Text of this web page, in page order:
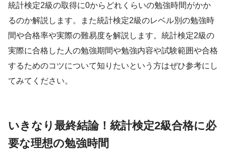
統計検定2級の取得に0からどれくらいの勉強時間がかか
るのか解説します。また統計検定2級のレベル別の勉強時
間や合格率や実際の難易度を解説します。統計検定2級の
実際に合格した人の勉強期間や勉強内容や試験範囲や合格
するためのコツについて知りたいという方はぜひ参考にし
てみてください。
いきなり最終結論！統計検定2級合格に必
要な理想の勉強時間